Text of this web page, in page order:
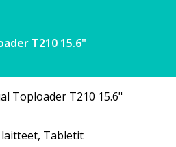
T210 15.6"
, Tabletit